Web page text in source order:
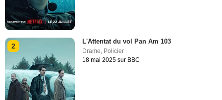
2
L'Attentat du vol Pan Am 103
Drame Policier
18 mai 2025 sur BBC